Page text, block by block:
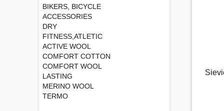
BIKERS, BICYCLE
ACCESSORIES
DRY
FITNESS,ATLETIC
ACTIVE WOOL
COMFORT COTTON
COMFORT WOOL
LASTING
MERINO WOOL
TERMO